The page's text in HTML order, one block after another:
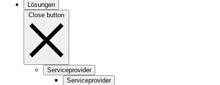
Lösungen
Close button
Serviceprovider
Serviceprovider